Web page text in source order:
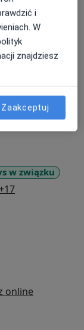
w związku
+17
online
i
W
znajdziesz
Zaakceptuj